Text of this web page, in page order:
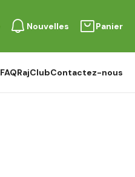
Nouvelles Panier
FAQRajClubContactez-nous